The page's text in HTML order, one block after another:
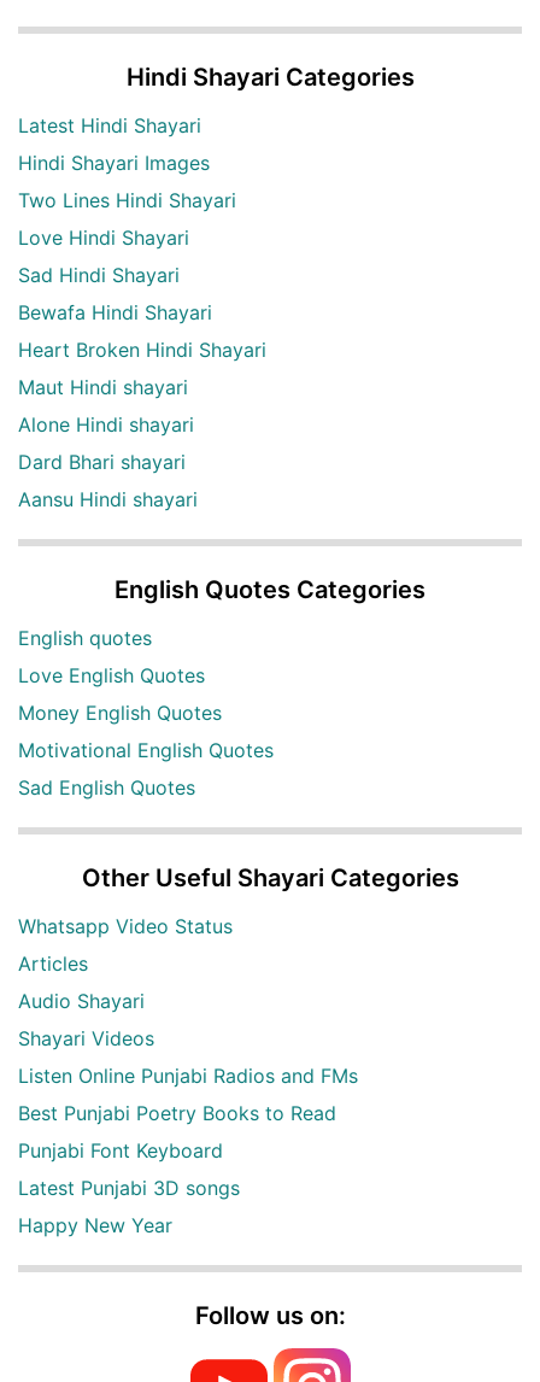
Hindi Shayari Categories
Latest Hindi Shayari
Hindi Shayari Images
Two Lines Hindi Shayari
Love Hindi Shayari
Sad Hindi Shayari
Bewafa Hindi Shayari
Heart Broken Hindi Shayari
Maut Hindi shayari
Alone Hindi shayari
Dard Bhari shayari
Aansu Hindi shayari
English Quotes Categories
English quotes
Love English Quotes
Money English Quotes
Motivational English Quotes
Sad English Quotes
Other Useful Shayari Categories
Whatsapp Video Status
Articles
Audio Shayari
Shayari Videos
Listen Online Punjabi Radios and FMs
Best Punjabi Poetry Books to Read
Punjabi Font Keyboard
Latest Punjabi 3D songs
Happy New Year
Follow us on: